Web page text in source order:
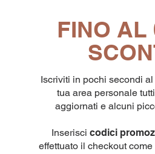
FINO AL
Iscriviti in pochi secondi
tua area personale
aggiornati e alcuni
Inserisci codici
effettuato il checkout